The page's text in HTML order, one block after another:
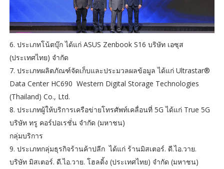
6. ประเภทโน้ตบุ๊ก ได้แก่ ASUS Zenbook S16 บริษัท เอซุส
(ประเทศไทย) จำกัด
7. ประเภทผลิตภัณฑ์จัดเก็บและประมวลผลข้อมูล ได้แก่ Ultrastar®
Data Center HC690 Western Digital Storage Technologies
(Thailand) Co., Ltd.
8. ประเภทผู้ให้บริการเครือข่ายโทรศัพท์เคลื่อนที่ 5G ได้แก่ True 5G
บริษัท ทรู คอร์ปอเรชั่น จำกัด (มหาชน)
กลุ่มบริการ
9. ประเภทกลุ่มธุรกิจร้านค้าปลีก ได้แก่ ร้านมิสเตอร์. ดี.ไอ.วาย.
บริษัท มิสเตอร์. ดี.ไอ.วาย. โฮลดิ้ง (ประเทศไทย) จำกัด (มหาชน)